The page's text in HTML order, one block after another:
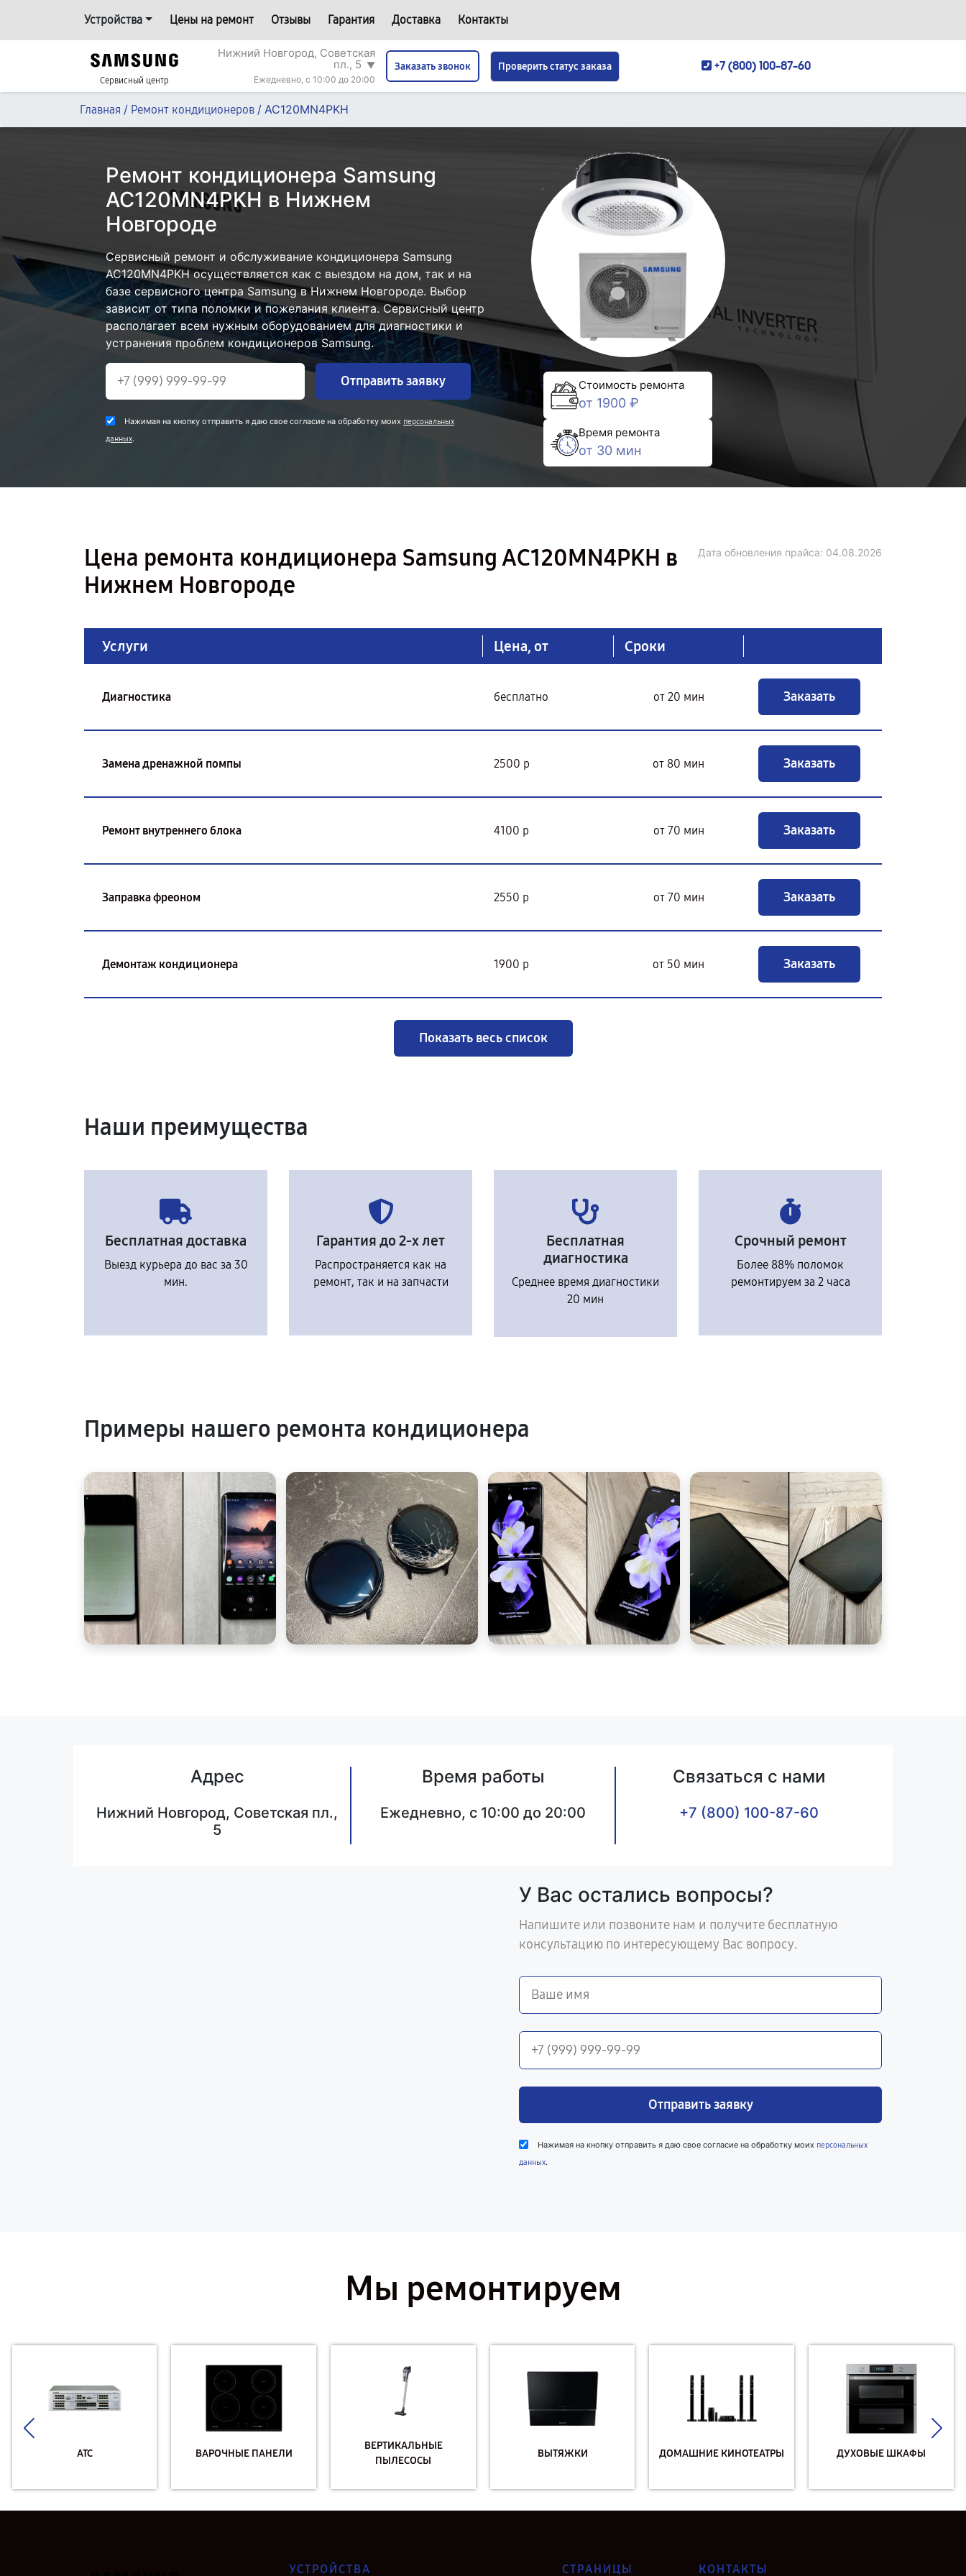
Устройства Цены на ремонт Отзывы Гарантия Доставка Контакты
Сервисный центр
Нижний Новгород, Советская
пл., 5 ▼
Ежедневно, с 10:00 до 20:00
Заказать звонок Проверить статус заказа +7 (800) 100-87-60
Главная / Ремонт кондиционеров / AC120MN4PKH
Ремонт кондиционера Samsung
AC120MN4PKH в Нижнем
Новгороде
Сервисный ремонт и обслуживание кондиционера Samsung
AC120MN4PKH осуществляется как с выездом на дом, так и на
базе сервисного центра Samsung в Нижнем Новгороде. Выбор
зависит от типа поломки и пожелания клиента. Сервисный центр
располагает всем нужным оборудованием для диагностики и
устранения проблем кондиционеров Samsung.
Отправить заявку
Нажимая на кнопку отправить я даю свое согласие на обработку моих персональных
данных.
Стоимость ремонта
от 1900 ₽
Время ремонта
от 30 мин
Цена ремонта кондиционера Samsung AC120MN4PKH в
Нижнем Новгороде
Дата обновления прайса: 04.08.2026
Услуги Цена, от Сроки
Диагностика бесплатно от 20 мин Заказать
Замена дренажной помпы 2500 р от 80 мин Заказать
Ремонт внутреннего блока 4100 р от 70 мин Заказать
Заправка фреоном 2550 р от 70 мин Заказать
Демонтаж кондиционера 1900 р от 50 мин Заказать
Показать весь список
Наши преимущества
Бесплатная доставка
Выезд курьера до вас за 30
мин.
Гарантия до 2-х лет
Распространяется как на
ремонт, так и на запчасти
Бесплатная
диагностика
Среднее время диагностики
20 мин
Срочный ремонт
Более 88% поломок
ремонтируем за 2 часа
Примеры нашего ремонта кондиционера
Адрес
Нижний Новгород, Советская пл.,
5
Время работы
Ежедневно, с 10:00 до 20:00
Связаться с нами
+7 (800) 100-87-60
У Вас остались вопросы?
Напишите или позвоните нам и получите бесплатную
консультацию по интересующему Вас вопросу.
Отправить заявку
Нажимая на кнопку отправить я даю свое согласие на обработку моих персональных
данных.
Мы ремонтируем
АТС ВАРОЧНЫЕ ПАНЕЛИ
ВЕРТИКАЛЬНЫЕ
ПЫЛЕСОСЫ
ВЫТЯЖКИ ДОМАШНИЕ КИНОТЕАТРЫ ДУХОВЫЕ ШКАФЫ
УСТРОЙСТВА СТРАНИЦЫ КОНТАКТЫ